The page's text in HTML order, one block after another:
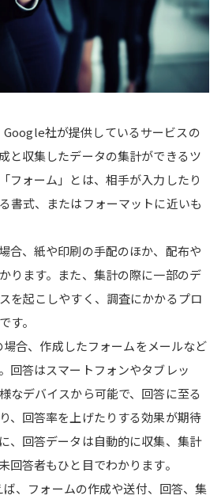
社が提供しているサービスの
と収集したデータの集計ができるツ
フォーム」とは、相手が入力したり
書式、またはフォーマットに近いも
合、紙や印刷の手配のほか、配布や
ります。また、集計の際に一部のデ
を起こしやすく、調査にかかるプロ
す。
合、作成したフォームをメールなど
回答はスマートフォンやタブレッ
なデバイスから可能で、回答に至る
、回答率を上げたりする効果が期待
、回答データは自動的に収集、集計
回答者もひと目でわかります。
、フォームの作成や送付、回答、集